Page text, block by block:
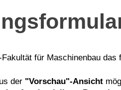
für Maschinenbau
der "Vorschau"-Ansicht